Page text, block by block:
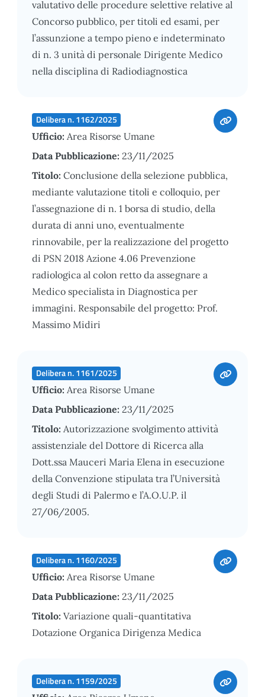
valutativo delle procedure selettive relative al
Concorso pubblico, per titoli ed esami, per
l’assunzione a tempo pieno e indeterminato
di n. 3 unità di personale Dirigente Medico
nella disciplina di Radiodiagnostica
Delibera n. 1162/2025
Ufficio: Area Risorse Umane
Data Pubblicazione: 23/11/2025
Titolo: Conclusione della selezione pubblica,
mediante valutazione titoli e colloquio, per
l’assegnazione di n. 1 borsa di studio, della
durata di anni uno, eventualmente
rinnovabile, per la realizzazione del progetto
di PSN 2018 Azione 4.06 Prevenzione
radiologica al colon retto da assegnare a
Medico specialista in Diagnostica per
immagini. Responsabile del progetto: Prof.
Massimo Midiri
Delibera n. 1161/2025
Ufficio: Area Risorse Umane
Data Pubblicazione: 23/11/2025
Titolo: Autorizzazione svolgimento attività
assistenziale del Dottore di Ricerca alla
Dott.ssa Mauceri Maria Elena in esecuzione
della Convenzione stipulata tra l’Università
degli Studi di Palermo e l’A.O.U.P. il
27/06/2005.
Delibera n. 1160/2025
Ufficio: Area Risorse Umane
Data Pubblicazione: 23/11/2025
Titolo: Variazione quali-quantitativa
Dotazione Organica Dirigenza Medica
Delibera n. 1159/2025